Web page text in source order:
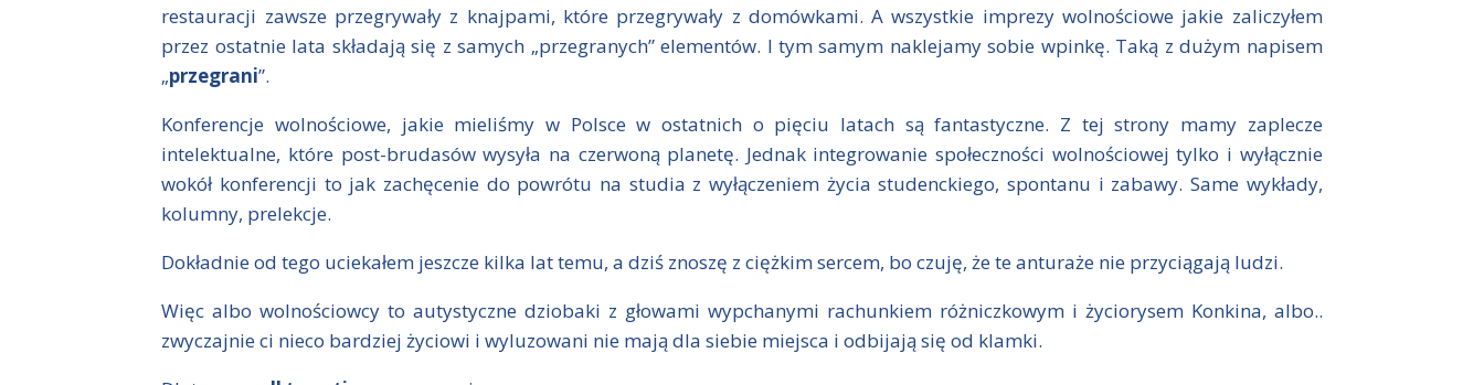
restauracji zawsze przegrywały z knajpami, które przegrywały z domówkami. A wszystkie imprezy wolnościowe jakie zaliczyłem
przez ostatnie lata składają się z samych „przegranych” elementów. I tym samym naklejamy sobie wpinkę. Taką z dużym napisem
„przegrani”.
Konferencje wolnościowe, jakie mieliśmy w Polsce w ostatnich o pięciu latach są fantastyczne. Z tej strony mamy zaplecze
intelektualne, które post-brudasów wysyła na czerwoną planetę. Jednak integrowanie społeczności wolnościowej tylko i wyłącznie
wokół konferencji to jak zachęcenie do powrótu na studia z wyłączeniem życia studenckiego, spontanu i zabawy. Same wykłady,
kolumny, prelekcje.
Dokładnie od tego uciekałem jeszcze kilka lat temu, a dziś znoszę z ciężkim sercem, bo czuję, że te anturaże nie przyciągają ludzi.
Więc albo wolnościowcy to autystyczne dziobaki z głowami wypchanymi rachunkiem różniczkowym i życiorysem Konkina, albo..
zwyczajnie ci nieco bardziej życiowi i wyluzowani nie mają dla siebie miejsca i odbijają się od klamki.